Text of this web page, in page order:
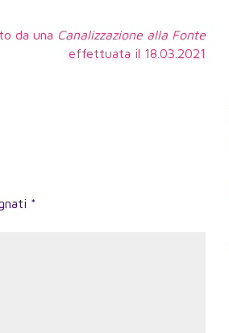
da una Canalizzazione alla Fonte
effettuata il 18.03.2021
*